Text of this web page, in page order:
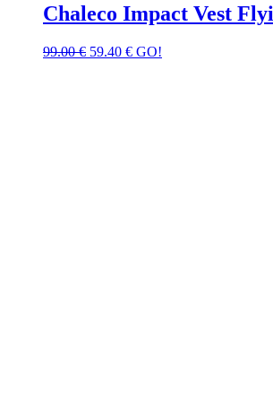
Chaleco Impact Vest
99.00€ 59.40 € GO!